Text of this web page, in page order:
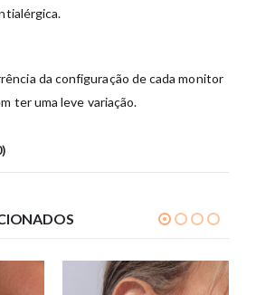
da configuração de cada monitor
ter uma leve variação.